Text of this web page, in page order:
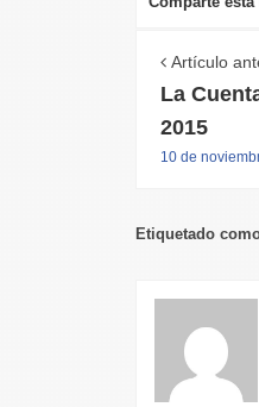
Artículo
La
2015
10 de
Etiquetado